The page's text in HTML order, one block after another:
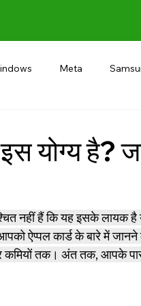
Meta
इस योग्य
नहीं हैं कि यह इसके लायक
ऐप्पल कार्ड के बारे में
तक। अंत तक, आपके पास